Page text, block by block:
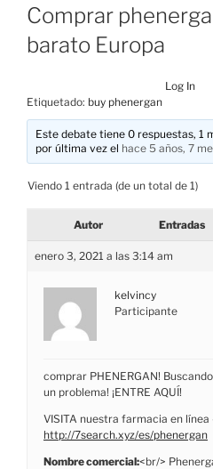
Comprar
barato Europa
Log In
Etiquetado: buy phenergan
Este debate tiene 0 respuestas, 1
por última vez el hace 5 años, 7
Viendo 1 entrada (de un total de 1)
Autor Entradas
enero 3, 2021 a las 3:14 am
kelvincy
Participante
comprar PHENERGAN!
un problema! ¡ENTRE AQUÍ!
VISITA nuestra farmacia en línea
http://7search.xyz/es/phenergan
Nombre comercial:<br/>